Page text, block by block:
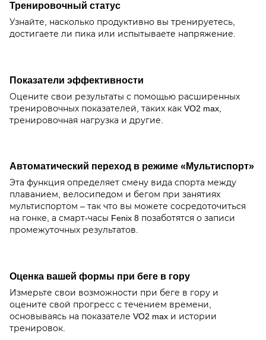
Тренировочный статус
Узнайте, насколько продуктивно вы тренируетесь,
достигаете ли пика или испытываете напряжение.
Показатели эффективности
Оцените свои результаты с помощью расширенных
тренировочных показателей, таких как VO2 max,
тренировочная нагрузка и другие.
Автоматический переход в режиме «Мультиспорт»
Эта функция определяет смену вида спорта между
плаванием, велосипедом и бегом при занятиях
мультиспортом – так что вы можете сосредоточиться
на гонке, а смарт-часы Fenix 8 позаботятся о записи
промежуточных результатов.
Оценка вашей формы при беге в гору
Измерьте свои возможности при беге в гору и
оцените свой прогресс с течением времени,
основываясь на показателе VO2 max и истории
тренировок.